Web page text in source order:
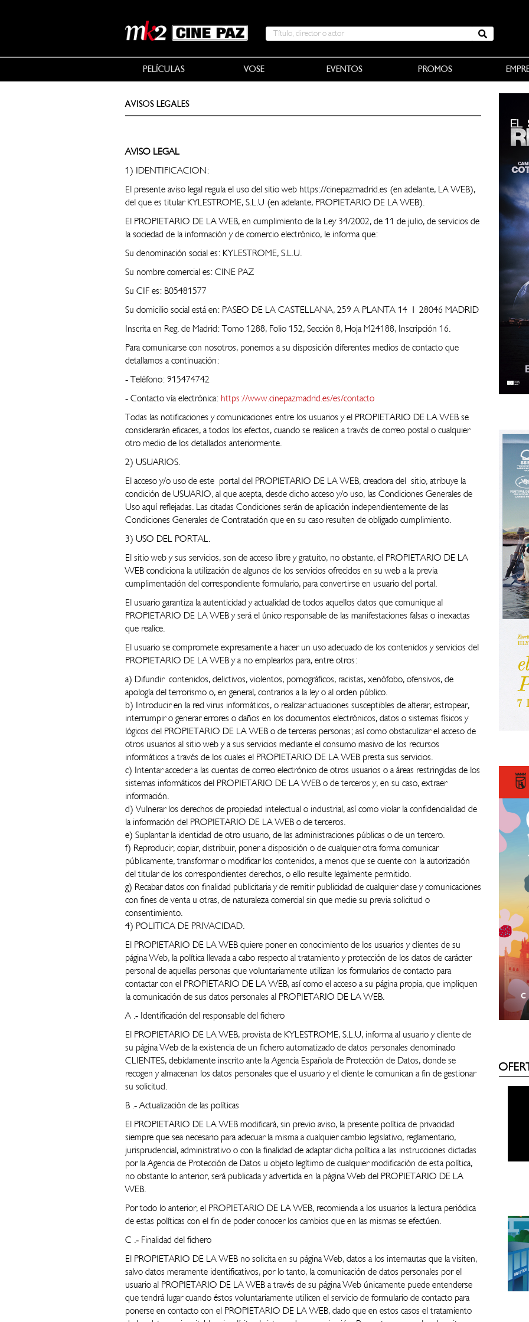
PELÍCULAS VOSE EVENTOS PROMOS
AVISOS LEGALES
AVISO LEGAL
1) IDENTIFICACION:
El presente aviso legal regula el uso del sitio web https://cinepazmadrid.es (en adelante, LA WEB),
del que es titular KYLESTROME, S.L.U (en adelante, PROPIETARIO DE LA WEB).
El PROPIETARIO DE LA WEB, en cumplimiento de la Ley 34/2002, de 11 de julio, de servicios de
la sociedad de la información y de comercio electrónico, le informa que:
Su denominación social es: KYLESTROME, S.L.U.
Su nombre comercial es: CINE PAZ
Su CIF es: B05481577
Su domicilio social está en: PASEO DE LA CASTELLANA, 259 A PLANTA 14 | 28046 MADRID
Inscrita en Reg. de Madrid: Tomo 1288, Folio 152, Sección 8, Hoja M24188, Inscripción 16.
Para comunicarse con nosotros, ponemos a su disposición diferentes medios de contacto que
detallamos a continuación:
‐ Teléfono: 915474742
‐ Contacto vía electrónica: https://www.cinepazmadrid.es/es/contacto
Todas las notificaciones y comunicaciones entre los usuarios y el PROPIETARIO DE LA WEB se
considerarán eficaces, a todos los efectos, cuando se realicen a través de correo postal o cualquier
otro medio de los detallados anteriormente.
2) USUARIOS.
El acceso y/o uso de este portal del PROPIETARIO DE LA WEB, creadora del sitio, atribuye la
condición de USUARIO, al que acepta, desde dicho acceso y/o uso, las Condiciones Generales de
Uso aquí reflejadas. Las citadas Condiciones serán de aplicación independientemente de las
Condiciones Generales de Contratación que en su caso resulten de obligado cumplimiento.
3) USO DEL PORTAL.
El sitio web y sus servicios, son de acceso libre y gratuito, no obstante, el PROPIETARIO DE LA
WEB condiciona la utilización de algunos de los servicios ofrecidos en su web a la previa
cumplimentación del correspondiente formulario, para convertirse en usuario del portal.
El usuario garantiza la autenticidad y actualidad de todos aquellos datos que comunique al
PROPIETARIO DE LA WEB y será el único responsable de las manifestaciones falsas o inexactas
que realice.
El usuario se compromete expresamente a hacer un uso adecuado de los contenidos y servicios del
PROPIETARIO DE LA WEB y a no emplearlos para, entre otros:
a) Difundir contenidos, delictivos, violentos, pornográficos, racistas, xenófobo, ofensivos, de
apología del terrorismo o, en general, contrarios a la ley o al orden público.
b) Introducir en la red virus informáticos, o realizar actuaciones susceptibles de alterar, estropear,
interrumpir o generar errores o daños en los documentos electrónicos, datos o sistemas físicos y
lógicos del PROPIETARIO DE LA WEB o de terceras personas; así como obstaculizar el acceso de
otros usuarios al sitio web y a sus servicios mediante el consumo masivo de los recursos
informáticos a través de los cuales el PROPIETARIO DE LA WEB presta sus servicios.
c) Intentar acceder a las cuentas de correo electrónico de otros usuarios o a áreas restringidas de los
sistemas informáticos del PROPIETARIO DE LA WEB o de terceros y, en su caso, extraer
información.
d) Vulnerar los derechos de propiedad intelectual o industrial, así como violar la confidencialidad de
la información del PROPIETARIO DE LA WEB o de terceros.
e) Suplantar la identidad de otro usuario, de las administraciones públicas o de un tercero.
f) Reproducir, copiar, distribuir, poner a disposición o de cualquier otra forma comunicar
públicamente, transformar o modificar los contenidos, a menos que se cuente con la autorización
del titular de los correspondientes derechos, o ello resulte legalmente permitido.
g) Recabar datos con finalidad publicitaria y de remitir publicidad de cualquier clase y comunicaciones
con fines de venta u otras, de naturaleza comercial sin que medie su previa solicitud o
consentimiento.
4) POLITICA DE PRIVACIDAD.
El PROPIETARIO DE LA WEB quiere poner en conocimiento de los usuarios y clientes de su
página Web, la política llevada a cabo respecto al tratamiento y protección de los datos de carácter
personal de aquellas personas que voluntariamente utilizan los formularios de contacto para
contactar con el PROPIETARIO DE LA WEB, así como el acceso a su página propia, que impliquen
la comunicación de sus datos personales al PROPIETARIO DE LA WEB.
A .‐ Identificación del responsable del fichero
El PROPIETARIO DE LA WEB, provista de KYLESTROME, S.L.U, informa al usuario y cliente de
su página Web de la existencia de un fichero automatizado de datos personales denominado
CLIENTES, debidamente inscrito ante la Agencia Española de Protección de Datos, donde se
recogen y almacenan los datos personales que el usuario y el cliente le comunican a fin de gestionar
su solicitud.
B .‐ Actualización de las políticas
El PROPIETARIO DE LA WEB modificará, sin previo aviso, la presente política de privacidad
siempre que sea necesario para adecuar la misma a cualquier cambio legislativo, reglamentario,
jurisprudencial, administrativo o con la finalidad de adaptar dicha política a las instrucciones dictadas
por la Agencia de Protección de Datos u objeto legítimo de cualquier modificación de esta política,
no obstante lo anterior, será publicada y advertida en la página Web del PROPIETARIO DE LA
WEB.
Por todo lo anterior, el PROPIETARIO DE LA WEB, recomienda a los usuarios la lectura periódica
de estas políticas con el fin de poder conocer los cambios que en las mismas se efectúen.
C .‐ Finalidad del fichero
El PROPIETARIO DE LA WEB no solicita en su página Web, datos a los internautas que la visiten,
salvo datos meramente identificativos, por lo tanto, la comunicación de datos personales por el
usuario al PROPIETARIO DE LA WEB a través de su página Web únicamente puede entenderse
que tendrá lugar cuando éstos voluntariamente utilicen el servicio de formulario de contacto para
ponerse en contacto con el PROPIETARIO DE LA WEB, dado que en estos casos el tratamiento